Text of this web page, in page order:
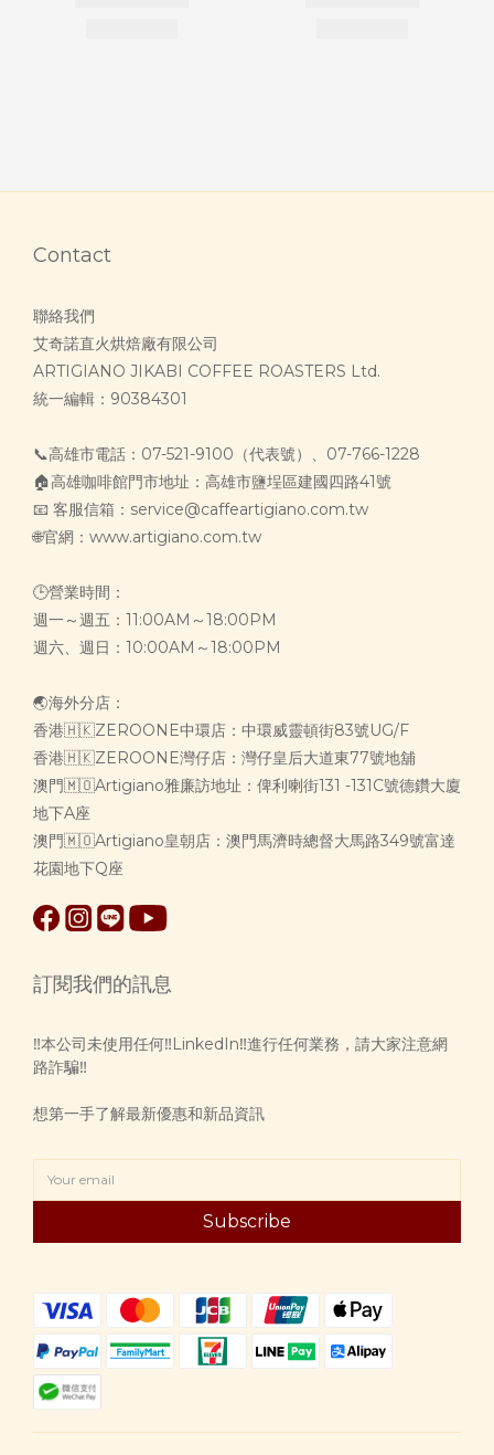
Contact
聯絡我們
艾奇諾直火烘焙廠有限公司
ARTIGIANO JIKABI COFFEE ROASTERS Ltd.
統一編輯：90384301
📞高雄市電話：07-521-9100（代表號）、07-766-1228
🏠高雄咖啡館門市地址：高雄市鹽埕區建國四路41號
📧 客服信箱：service@caffeartigiano.com.tw
🌐官網：www.artigiano.com.tw
🕒營業時間：
週一～週五：11:00AM～18:00PM
週六、週日：10:00AM～18:00PM
🌏海外分店：
香港🇭🇰ZEROONE中環店：中環威靈頓街83號UG/F
香港🇭🇰ZEROONE灣仔店：灣仔皇后大道東77號地舖
澳門🇲🇴Artigiano雅廉訪地址：俾利喇街131 -131C號德鑽大廈
地下A座
澳門🇲🇴Artigiano皇朝店：澳門馬濟時總督大馬路349號富達
花園地下Q座
訂閱我們的訊息
‼️本公司未使用任何‼️LinkedIn‼️進行任何業務，請大家注意網
路詐騙‼️
想第一手了解最新優惠和新品資訊
Subscribe